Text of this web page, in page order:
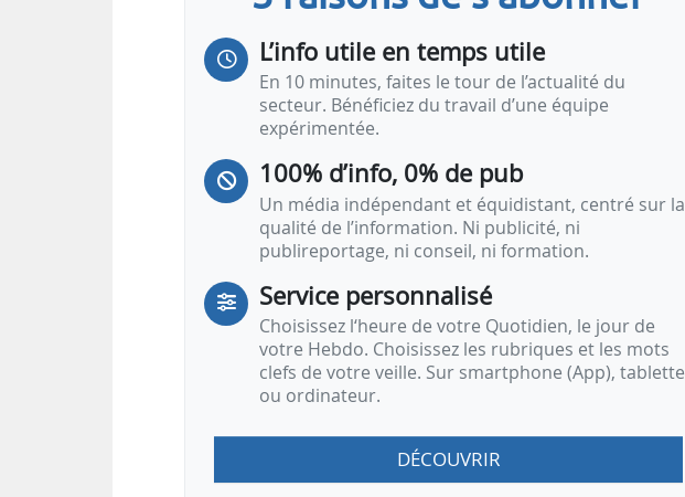
L’info utile en temps utile
En 10 minutes, faites le tour de l’actualité du
secteur. Bénéficiez du travail d’une équipe
expérimentée.
100% d’info, 0% de pub
Un média indépendant et équidistant, centré sur la
qualité de l’information. Ni publicité, ni
publireportage, ni conseil, ni formation.
Service personnalisé
Choisissez l‘heure de votre Quotidien, le jour de
votre Hebdo. Choisissez les rubriques et les mots
clefs de votre veille. Sur smartphone (App), tablette
ou ordinateur.
DÉCOUVRIR